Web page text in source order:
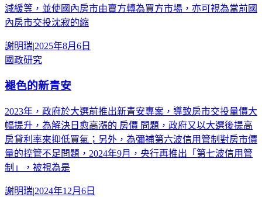
減緩等，並使國內房市由賣方轉為買方市場，亦可視為當前國
內房市交投沈寂的縮
謝明瑞|2025年8月6日
國政研究
褪色的新青安
2023年，政府於大選前推出新青安專案，導致房市交投量價大
幅提升，為解決日愈高漲的 房價 問題，政府又以大選後提高
房貸利率來抑低買氣；另外，為彌補第六波信用管制對房市價
量的控管不足問題，2024年9月，央行再推出「第七波信用管
制」，被視為是
謝明瑞|2024年12月6日